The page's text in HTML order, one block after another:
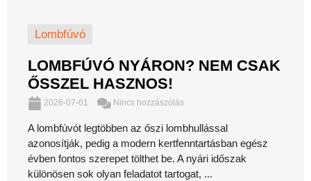
Lombfúvó
LOMBFÚVÓ NYÁRON? NEM CSAK
ŐSSZEL HASZNOS!
2026-07-01 Nincs hozzászólás
A lombfúvót legtöbben az őszi lombhullással
azonosítják, pedig a modern kertfenntartásban egész
évben fontos szerepet tölthet be. A nyári időszak
különösen sok olyan feladatot tartogat, ...